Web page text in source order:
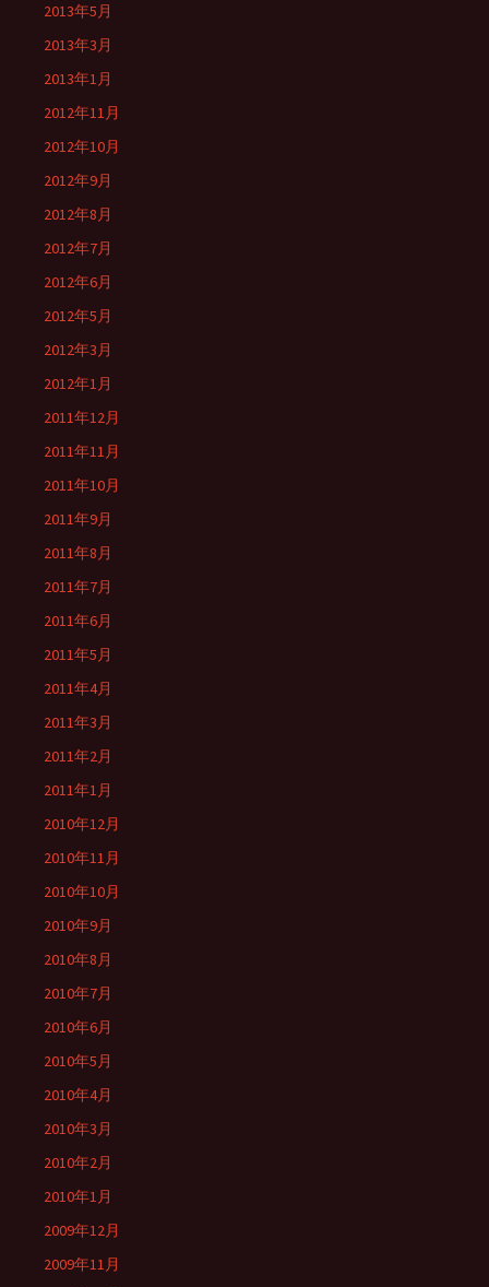
2013年5月
2013年3月
2013年1月
2012年11月
2012年10月
2012年9月
2012年8月
2012年7月
2012年6月
2012年5月
2012年3月
2012年1月
2011年12月
2011年11月
2011年10月
2011年9月
2011年8月
2011年7月
2011年6月
2011年5月
2011年4月
2011年3月
2011年2月
2011年1月
2010年12月
2010年11月
2010年10月
2010年9月
2010年8月
2010年7月
2010年6月
2010年5月
2010年4月
2010年3月
2010年2月
2010年1月
2009年12月
2009年11月